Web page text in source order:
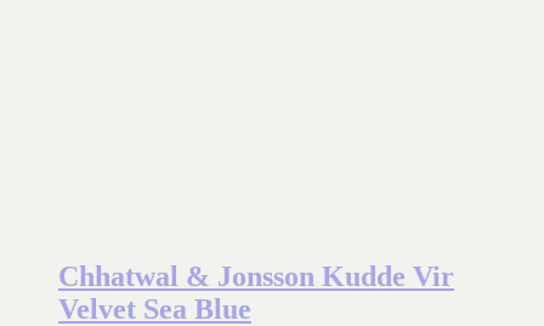
Chhatwal & Jonsson Kudde Vir
Velvet Sea Blue